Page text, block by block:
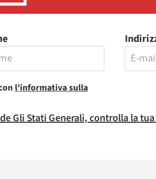
l'informativa sulla
Gli Stati Generali, controlla la